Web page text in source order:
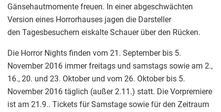
Gänsehautmomente freuen. In einer abgeschwächten
Version eines Horrorhauses jagen die Darsteller
den Tagesbesuchern eiskalte Schauer über den Rücken.
Die Horror Nights finden vom 21. September bis 5.
November 2016 immer freitags und samstags sowie am 2.,
16., 20. und 23. Oktober und vom 26. Oktober bis 5.
November 2016 täglich (außer 2.11.) statt. Die Vorpremiere
ist am 21.9.. Tickets für Samstage sowie für den Zeitraum